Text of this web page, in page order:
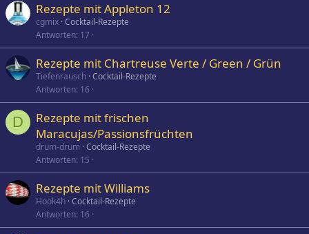
Rezepte mit Appleton 12
cgmix Cocktail-Rezepte
Antworten 17
Rezepte mit Chartreuse Verte / Green / Grün
Tiefenrausch Cocktail-Rezepte
Antworten 16
D
Rezepte mit frischen
Maracujas/Passionsfrüchten
drum-drum Cocktail-Rezepte
Antworten 15
Rezepte mit Williams
Hook4h Cocktail-Rezepte
Antworten 16